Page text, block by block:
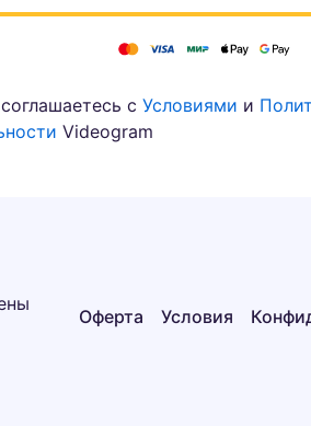
сУсловиями и
Videogram
Оферта Условия